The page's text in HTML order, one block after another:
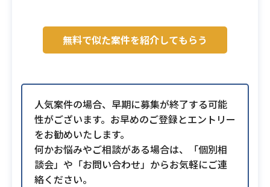
無料で似た案件を紹介してもらう
人気案件の場合、早期に募集が終了する可能
性がございます。お早めのご登録とエントリー
をお勧めいたします。
何かお悩みやご相談がある場合は、「個別相
談会」や「お問い合わせ」からお気軽にご連
絡ください。